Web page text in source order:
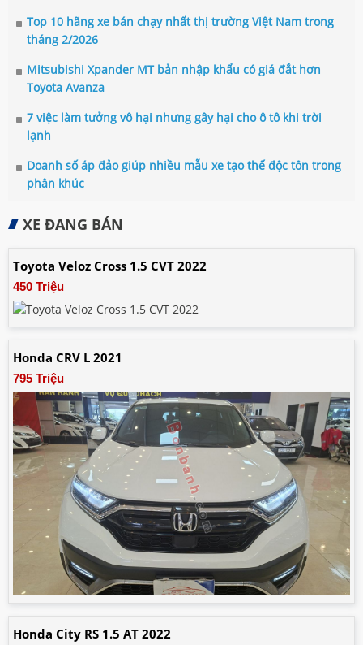
Top 10 hãng xe bán chạy nhất thị trường Việt Nam trong
tháng 2/2026
Mitsubishi Xpander MT bản nhập khẩu có giá đắt hơn
Toyota Avanza
7 việc làm tưởng vô hại nhưng gây hại cho ô tô khi trời
lạnh
Doanh số áp đảo giúp nhiều mẫu xe tạo thế độc tôn trong
phân khúc
XE ĐANG BÁN
Toyota Veloz Cross 1.5 CVT 2022
450 Triệu
Honda CRV L 2021
795 Triệu
Honda City RS 1.5 AT 2022